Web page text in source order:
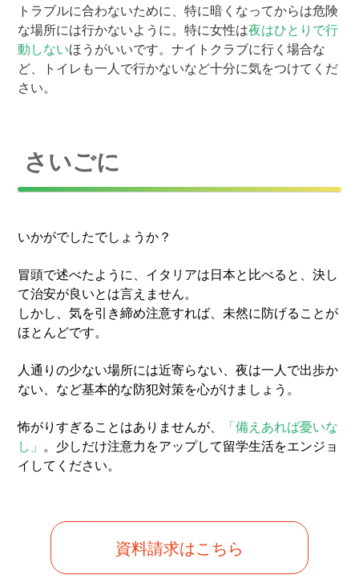
トラブルに合わないために、特に暗くなってからは危険
な場所には行かないように。特に女性は夜はひとりで行
動しないほうがいいです。ナイトクラブに行く場合な
ど、トイレも一人で行かないなど十分に気をつけてくだ
さい。
さいごに
いかがでしたでしょうか？
冒頭で述べたように、イタリアは日本と比べると、決し
て治安が良いとは言えません。
しかし、気を引き締め注意すれば、未然に防げることが
ほとんどです。
人通りの少ない場所には近寄らない、夜は一人で出歩か
ない、など基本的な防犯対策を心がけましょう。
怖がりすぎることはありませんが、
「備えあれば憂いな
し」 。少しだけ注意力をアップして留学生活をエンジョ
イしてください。
資料請求はこちら